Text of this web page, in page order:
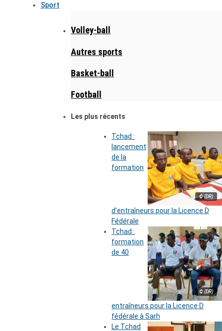
Sport
Volley-ball
Autres sports
Basket-ball
Football
Les plus récents
© (DR)
Tchad :
lancement
de la
formation
d’entraîneurs pour la Licence D
Fédérale
© (DR)
Tchad :
formation
de 40
entraîneurs pour la Licence D
fédérale à Sarh
Le Tchad